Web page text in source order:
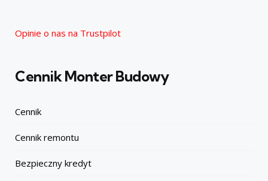
Opinie o nas na Trustpilot
Cennik Monter Budowy
Cennik
Cennik remontu
Bezpieczny kredyt